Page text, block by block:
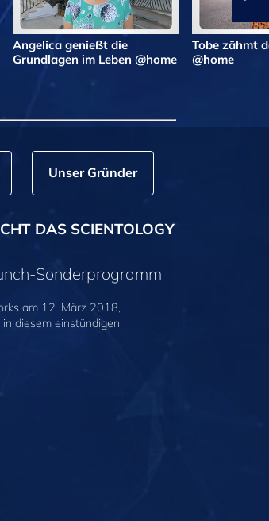
Angelica genießt die
Grundlagen im Leben @home
Tobe zähmt
@home
Unser Gründer
DAS SCIENTOLOGY
Sonderprogramm
am 12. März 2018,
diesem einstündigen